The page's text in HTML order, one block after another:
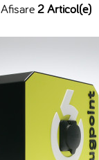
Afisare2 Articol(e)